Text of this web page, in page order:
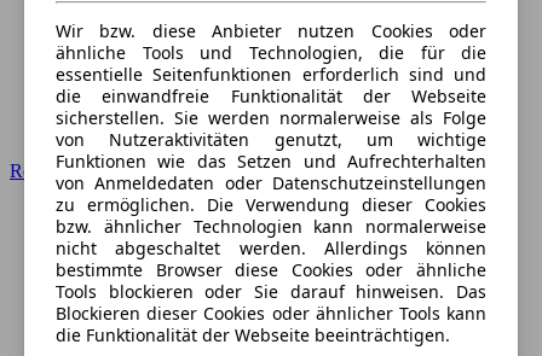
Renault
Wir bzw. diese Anbieter nutzen Cookies oder
ähnliche Tools und Technologien, die für die
essentielle Seitenfunktionen erforderlich sind und
die einwandfreie Funktionalität der Webseite
sicherstellen. Sie werden normalerweise als Folge
von Nutzeraktivitäten genutzt, um wichtige
Funktionen wie das Setzen und Aufrechterhalten
von Anmeldedaten oder Datenschutzeinstellungen
zu ermöglichen. Die Verwendung dieser Cookies
bzw. ähnlicher Technologien kann normalerweise
nicht abgeschaltet werden. Allerdings können
bestimmte Browser diese Cookies oder ähnliche
Tools blockieren oder Sie darauf hinweisen. Das
Blockieren dieser Cookies oder ähnlicher Tools kann
die Funktionalität der Webseite beeinträchtigen.